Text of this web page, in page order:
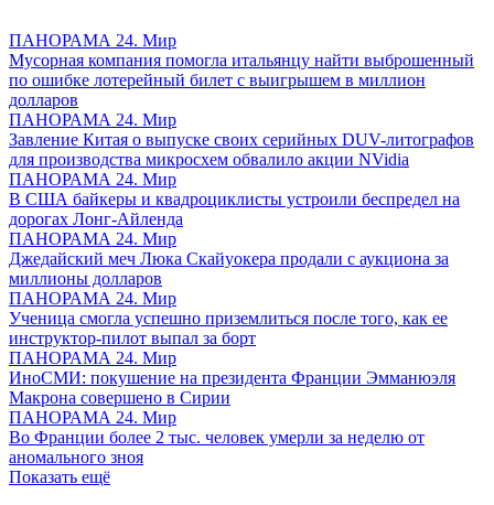
ПАНОРАМА 24. Мир
Мусорная компания помогла итальянцу найти выброшенный
по ошибке лотерейный билет с выигрышем в миллион
долларов
ПАНОРАМА 24. Мир
Завление Китая о выпуске своих серийных DUV-литографов
для производства микросхем обвалило акции NVidia
ПАНОРАМА 24. Мир
В США байкеры и квадроциклисты устроили беспредел на
дорогах Лонг-Айленда
ПАНОРАМА 24. Мир
Джедайский меч Люка Скайуокера продали с аукциона за
миллионы долларов
ПАНОРАМА 24. Мир
Ученица смогла успешно приземлиться после того, как ее
инструктор-пилот выпал за борт
ПАНОРАМА 24. Мир
ИноСМИ: покушение на президента Франции Эмманюэля
Макрона совершено в Сирии
ПАНОРАМА 24. Мир
Во Франции более 2 тыс. человек умерли за неделю от
аномального зноя
Показать ещё